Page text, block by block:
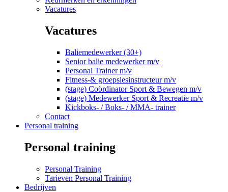
Vacatures
Vacatures
Baliemedewerker (30+)
Senior balie medewerker m/v
Personal Trainer m/v
Fitness-& groepslesinstructeur m/v
(stage) Coördinator Sport & Bewegen m/v
(stage) Medewerker Sport & Recreatie m/v
Kickboks- / Boks- / MMA- trainer
Contact
Personal training
Personal training
Personal Training
Tarieven Personal Training
Bedrijven